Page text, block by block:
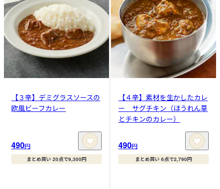
【３辛】デミグラスソースの
欧風ビーフカレー
490円
まとめ買い 20点で9,300円
【４辛】素材を生かしたカレ
ー サグチキン（ほうれん草
とチキンのカレー）
490円
まとめ買い 6点で2,790円